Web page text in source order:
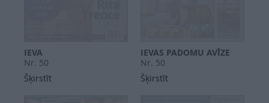
IEVA
Nr. 50
Šķirstīt
IEVAS PADOMU AVĪZE
Nr. 50
Šķirstīt